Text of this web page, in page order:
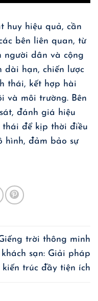
huy hiệu quả, cần
bên liên quan, từ
người dân và cộng
dài hạn, chiến lược
thái, kết hợp hài
và môi trường. Bên
đánh giá hiệu
thái để kịp thời điều
hình, đảm bảo sự
trời thông minh
khách sạn: Giải pháp
kiến trúc đầy tiện ích